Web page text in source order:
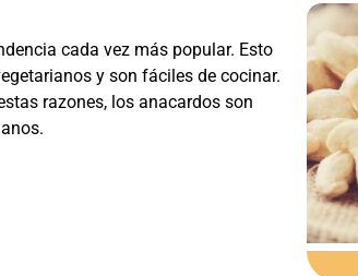
cada vez más popular. Esto
y son fáciles de cocinar.
razones, los anacardos son